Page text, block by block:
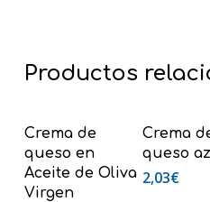
Productos
Añadir Al
Carrito
Crema de
queso en
Aceite de Oliva
Virgen
Añadir
Crema
queso
2,03€